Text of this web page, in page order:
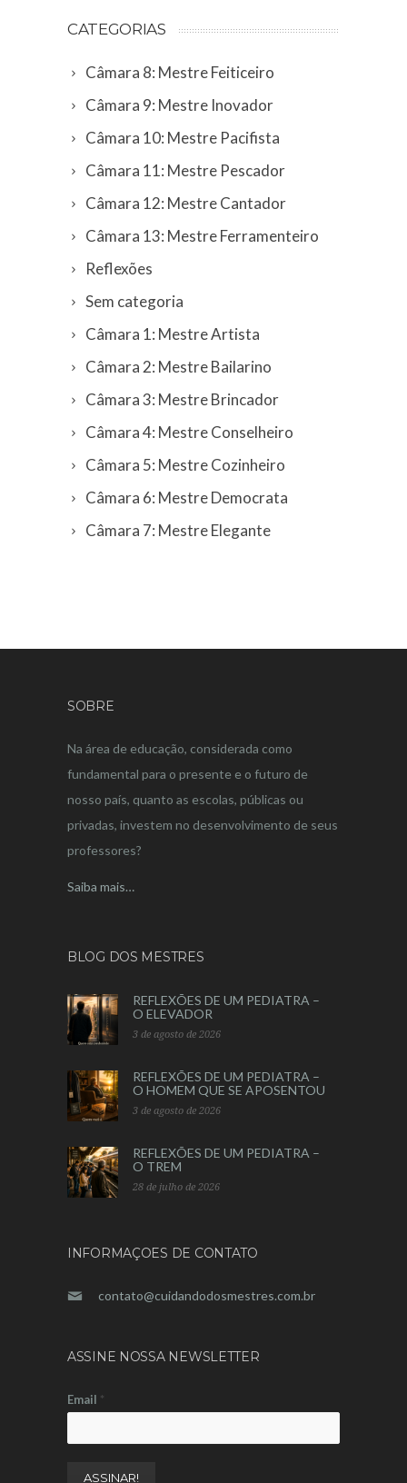
CATEGORIAS
Câmara 8: Mestre Feiticeiro
Câmara 9: Mestre Inovador
Câmara 10: Mestre Pacifista
Câmara 11: Mestre Pescador
Câmara 12: Mestre Cantador
Câmara 13: Mestre Ferramenteiro
Reflexões
Sem categoria
Câmara 1: Mestre Artista
Câmara 2: Mestre Bailarino
Câmara 3: Mestre Brincador
Câmara 4: Mestre Conselheiro
Câmara 5: Mestre Cozinheiro
Câmara 6: Mestre Democrata
Câmara 7: Mestre Elegante
SOBRE
Na área de educação, considerada como
fundamental para o presente e o futuro de
nosso país, quanto as escolas, públicas ou
privadas, investem no desenvolvimento de seus
professores?
Saiba mais…
BLOG DOS MESTRES
REFLEXÕES DE UM PEDIATRA –
O ELEVADOR
3 de agosto de 2026
REFLEXÕES DE UM PEDIATRA –
O HOMEM QUE SE APOSENTOU
3 de agosto de 2026
REFLEXÕES DE UM PEDIATRA –
O TREM
28 de julho de 2026
INFORMAÇOES DE CONTATO
contato@cuidandodosmestres.com.br
ASSINE NOSSA NEWSLETTER
Email *